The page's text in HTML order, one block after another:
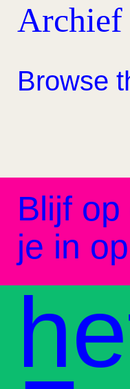
Archief
Browse
Blijf
je in